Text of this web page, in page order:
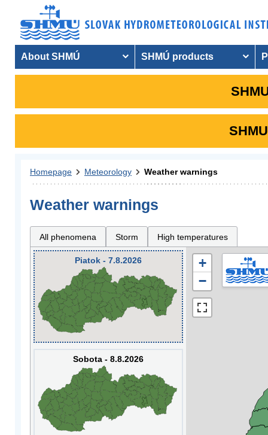
About SHMÚ SHMÚ products
Homepage Meteorology Weather warnings
Weather warnings
All phenomena Storm High temperatures
Piatok - 7.8.2026
Sobota - 8.8.2026
+
−